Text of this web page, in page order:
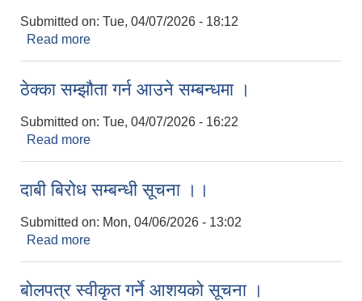
Submitted on: Tue, 04/07/2026 - 18:12
Read more
ठेक्‍का सम्झौता गर्न आउने सम्बन्धमा ।
Submitted on: Tue, 04/07/2026 - 16:22
Read more
दाबी बिरोध सम्बन्धी सूचना ।।
Submitted on: Mon, 04/06/2026 - 13:02
Read more
बोलपत्र स्वीकृत गर्ने आशयको सूचना ।